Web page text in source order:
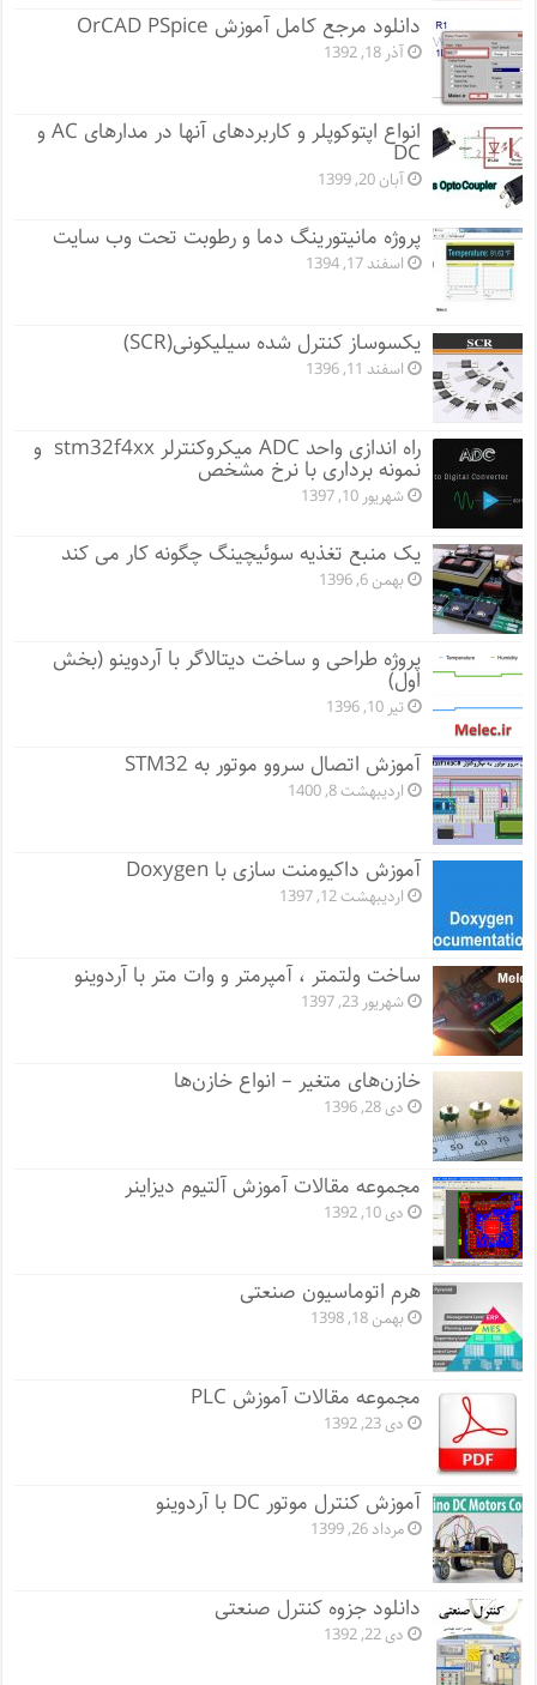
دانلود مرجع کامل آموزش OrCAD PSpice
آذر 18, 1392
انواع اپتوکوپلر و کاربردهای آنها در مدارهای AC و
DC
آبان 20, 1399
پروژه مانيتورينگ دما و رطوبت تحت وب سایت
اسفند 17, 1394
یکسوساز کنترل شده سیلیکونی(SCR)
اسفند 11, 1396
راه اندازی واحد ADC میکروکنترلر stm32f4xx و
نمونه برداری با نرخ مشخص
شهریور 10, 1397
یک منبع تغذیه سوئیچینگ چگونه کار می کند
بهمن 6, 1396
پروژه طراحی و ساخت دیتالاگر با آردوینو (بخش
اول)
تیر 10, 1396
آموزش اتصال سروو موتور به STM32
اردیبهشت 8, 1400
آموزش داکیومنت سازی با Doxygen
اردیبهشت 12, 1397
ساخت ولتمتر ، آمپرمتر و وات متر با آردوینو
شهریور 23, 1397
خازن‌های متغیر – انواع خازن‌ها
دی 28, 1396
مجموعه مقالات آموزش آلتیوم دیزاینر
دی 10, 1392
هرم اتوماسیون صنعتی
بهمن 18, 1398
مجموعه مقالات آموزش PLC
دی 23, 1392
آموزش کنترل موتور DC با آردوینو
مرداد 26, 1399
دانلود جزوه کنترل صنعتی
دی 22, 1392